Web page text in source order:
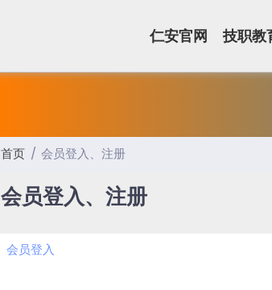
仁安官网 技职教
首页 会员登入、注册
会员登入、注册
会员登入